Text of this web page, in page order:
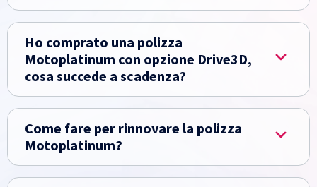
Ho comprato una polizza
Motoplatinum con opzione Drive3D,
cosa succede a scadenza?
Come fare per rinnovare la polizza
Motoplatinum?